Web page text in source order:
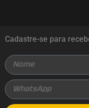
Cadastre-se para